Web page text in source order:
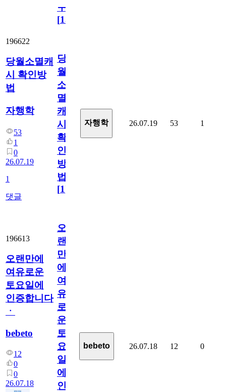
ㅜ
[15
196622
당월소멸캐
시 확인방
법
자행학
53
1
0
26.07.19
1
댓글
당
월
소
멸
캐
시
확
인
방
법
[1]
자행학 26.07.19 53 1
196613
오랜만에
여유로운
토요일에
인증합니다
ㆍ
bebeto
12
0
0
26.07.18
오
랜
만
에
여
유
로
운
토
요
일
에
인
bebeto 26.07.18 12 0